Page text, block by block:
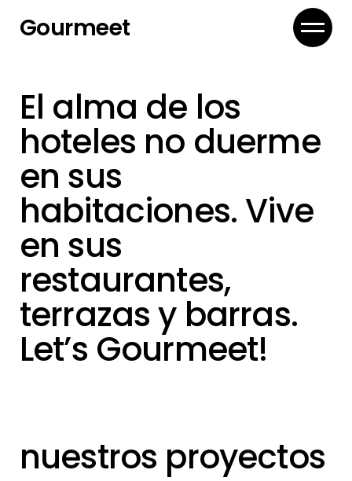
Gourmeet
El alma de los
hoteles no duerme
en sus
habitaciones. Vive
en sus
restaurantes,
terrazas y barras.
Let’s Gourmeet!
nuestros proyectos